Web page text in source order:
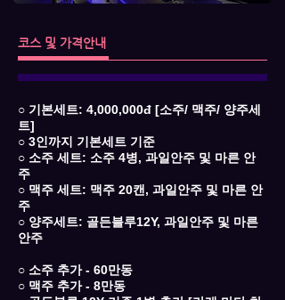
코스 및 가격안내
○ 기본세트: 4,000,000đ [소주/ 맥주/ 양주세
트]
○ 3인까지 기본세트 기준
○ 소주 세트: 소주 4병, 과일안주 및 마른 안
주
○ 맥주 세트: 맥주 20캔, 과일안주 및 마른 안
주
○ 양주세트: 골든블루12Y, 과일안주 및 마른
안주
○ 소주 추가 - 60만동
○ 맥주 추가 - 8만동